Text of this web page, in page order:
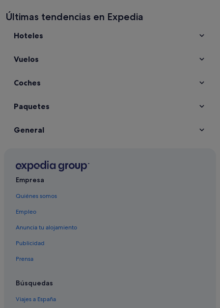
Últimas tendencias en Expedia
Hoteles
Vuelos
Coches
Paquetes
General
Empresa
Quiénes somos
Empleo
Anuncia tu alojamiento
Publicidad
Prensa
Búsquedas
Viajes a España